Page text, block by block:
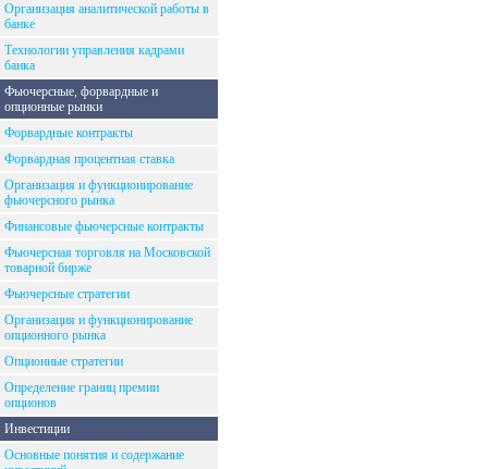
Организация аналитической работы в
банке
Технологии управления кадрами
банка
Фьючерсные, форвардные и
опционные рынки
Форвардные контракты
Форвардная процентная ставка
Организация и функционирование
фьючерсного рынка
Финансовые фьючерсные контракты
Фьючерсная торговля на Московской
товарной бирже
Фьючерсные стратегии
Организация и функционирование
опционного рынка
Опционные стратегии
Определение границ премии
опционов
Инвестиции
Основные понятия и содержание